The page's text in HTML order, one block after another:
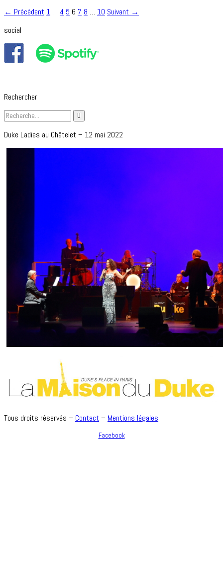
← Précédent 1 … 4 5 6 7 8 … 10 Suivant →
social
Rechercher
Duke Ladies au Châtelet – 12 mai 2022
Tous droits réservés – Contact – Mentions légales
Facebook